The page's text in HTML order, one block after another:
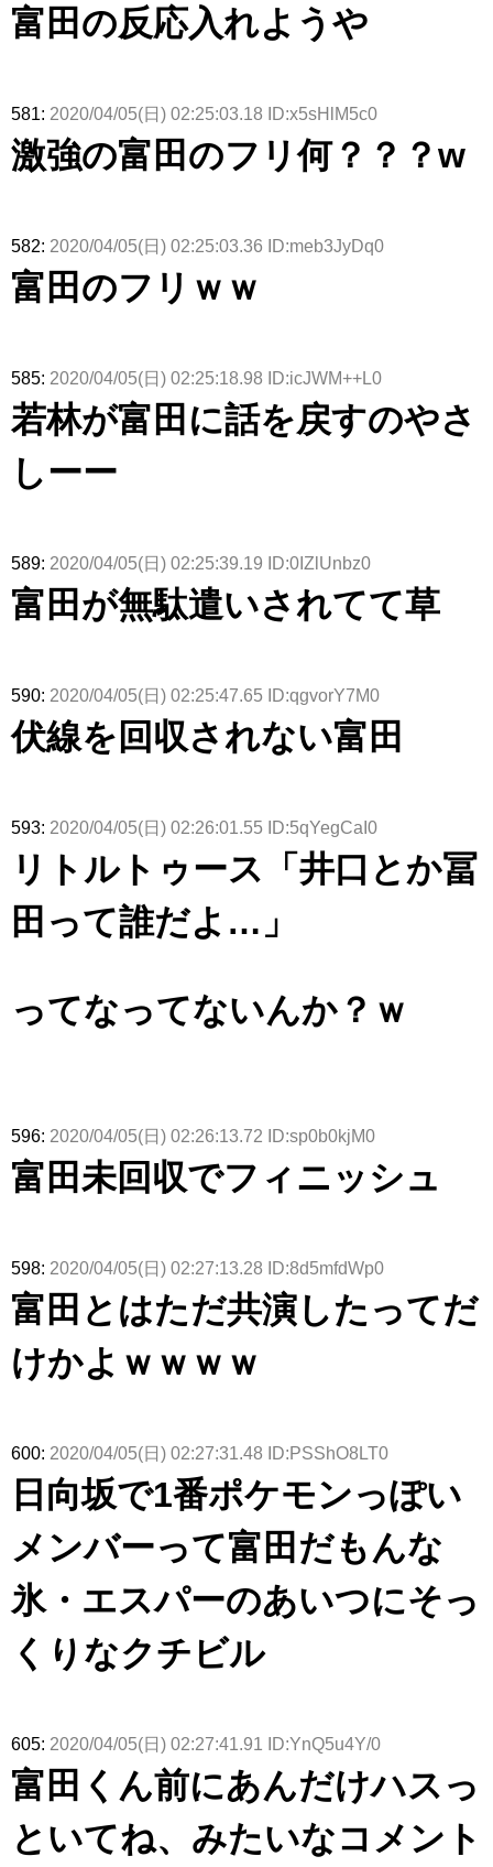
富田の反応入れようや
581: 2020/04/05(日) 02:25:03.18 ID:x5sHlM5c0
激強の富田のフリ何？？？w
582: 2020/04/05(日) 02:25:03.36 ID:meb3JyDq0
富田のフリｗｗ
585: 2020/04/05(日) 02:25:18.98 ID:icJWM++L0
若林が富田に話を戻すのやさ
しーー
589: 2020/04/05(日) 02:25:39.19 ID:0IZlUnbz0
富田が無駄遣いされてて草
590: 2020/04/05(日) 02:25:47.65 ID:qgvorY7M0
伏線を回収されない富田
593: 2020/04/05(日) 02:26:01.55 ID:5qYegCaI0
リトルトゥース「井口とか冨
田って誰だよ…」
ってなってないんか？ｗ
596: 2020/04/05(日) 02:26:13.72 ID:sp0b0kjM0
富田未回収でフィニッシュ
598: 2020/04/05(日) 02:27:13.28 ID:8d5mfdWp0
富田とはただ共演したってだ
けかよｗｗｗｗ
600: 2020/04/05(日) 02:27:31.48 ID:PSShO8LT0
日向坂で1番ポケモンっぽい
メンバーって富田だもんな
氷・エスパーのあいつにそっ
くりなクチビル
605: 2020/04/05(日) 02:27:41.91 ID:YnQ5u4Y/0
富田くん前にあんだけハスっ
といてね、みたいなコメント